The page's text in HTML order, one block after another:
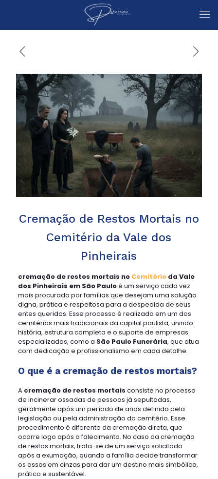
Cremação de Restos Mortais no
Cemitério da Vale dos
Pinheirais
cremação de restos mortais no Cemitérioda Vale
dos Pinheirais em São Pauloé um serviço cada vez
mais procurado por famílias que desejam uma solução
digna, prática e respeitosa para a despedida de seus
entes queridos. Esse processo é realizado em um dos
cemitérios mais tradicionais da capital paulista, unindo
história, estrutura completa e o suporte de empresas
especializadas, como a São Paulo Funerária, que atua
com dedicação e profissionalismo em cada detalhe.
O que é a cremação de restos mortais?
A cremação de restos mortais consiste no processo
de incinerar ossadas de pessoas já sepultadas,
geralmente após um período de anos definido pela
legislação ou pela administração do cemitério. Esse
procedimento é diferente da cremação direta, que
ocorre logo após o falecimento. No caso da cremação
de restos mortais, trata-se de um serviço solicitado
após a exumação, quando a família decide transformar
os ossos em cinzas para dar um destino mais simbólico,
prático e sustentável.